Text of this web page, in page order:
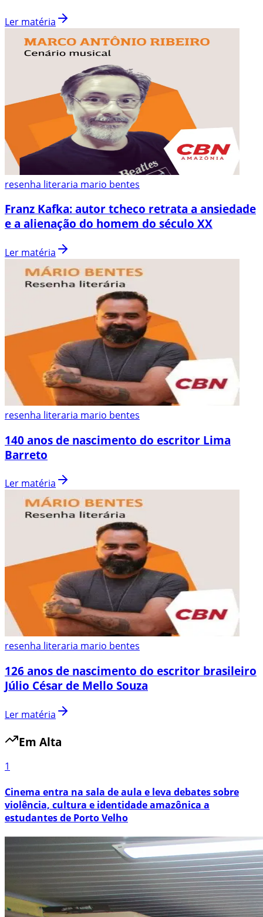
Ler matéria
resenha literaria mario bentes
Franz Kafka: autor tcheco retrata a ansiedade
e a alienação do homem do século XX
Ler matéria
resenha literaria mario bentes
140 anos de nascimento do escritor Lima
Barreto
Ler matéria
resenha literaria mario bentes
126 anos de nascimento do escritor brasileiro
Júlio César de Mello Souza
Ler matéria
Em Alta
1
Cinema entra na sala de aula e leva debates sobre
violência, cultura e identidade amazônica a
estudantes de Porto Velho